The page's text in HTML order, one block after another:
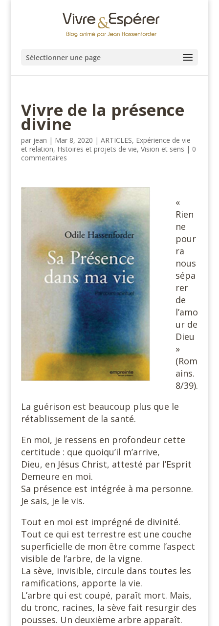
Sélectionner une page
Vivre de la présence
divine
par jean | Mar 8, 2020 | ARTICLES, Expérience de vie
et relation, Hstoires et projets de vie, Vision et sens | 0
commentaires
«
Rien
ne
pour
ra
nous
sépa
rer
de
l’amo
ur de
Dieu
»
(Rom
ains.
8/39).
La guérison est beaucoup plus que le
rétablissement de la santé.
En moi, je ressens en profondeur cette
certitude : que quoiqu’il m’arrive,
Dieu, en Jésus Christ, attesté par l’Esprit
Demeure en moi.
Sa présence est intégrée à ma personne.
Je sais, je le vis.
Tout en moi est imprégné de divinité.
Tout ce qui est terrestre est une couche
superficielle de mon être comme l’aspect
visible de l’arbre, de la vigne.
La sève, invisible, circule dans toutes les
ramifications, apporte la vie.
L’arbre qui est coupé, paraît mort. Mais,
du tronc, racines, la sève fait resurgir des
pousses. Un deuxième arbre apparaît.